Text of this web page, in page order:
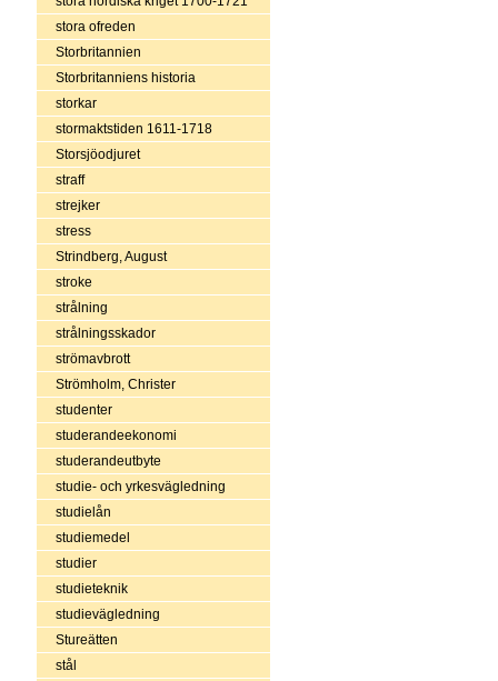
stora ofreden
Storbritannien
Storbritanniens historia
storkar
stormaktstiden 1611-1718
Storsjöodjuret
straff
strejker
stress
Strindberg, August
stroke
strålning
strålningsskador
strömavbrott
Strömholm, Christer
studenter
studerandeekonomi
studerandeutbyte
studie- och yrkesvägledning
studielån
studiemedel
studier
studieteknik
studievägledning
Stureätten
stål